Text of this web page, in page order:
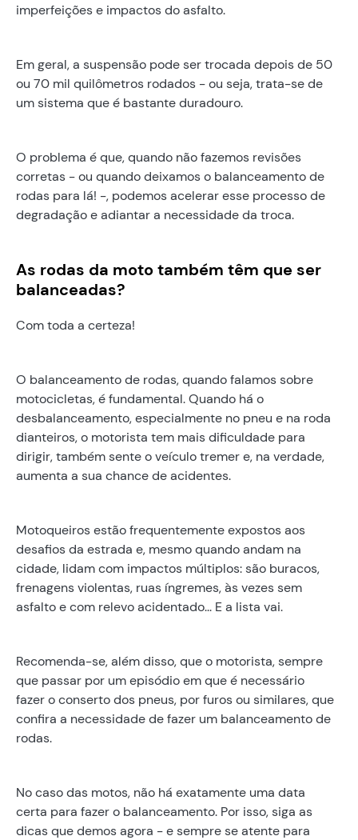
imperfeições e impactos do asfalto.
Em geral, a suspensão pode ser trocada depois de 50
ou 70 mil quilômetros rodados - ou seja, trata-se de
um sistema que é bastante duradouro.
O problema é que, quando não fazemos revisões
corretas - ou quando deixamos o balanceamento de
rodas para lá! -, podemos acelerar esse processo de
degradação e adiantar a necessidade da troca.
As rodas da moto também têm que ser
balanceadas?
Com toda a certeza!
O balanceamento de rodas, quando falamos sobre
motocicletas, é fundamental. Quando há o
desbalanceamento, especialmente no pneu e na roda
dianteiros, o motorista tem mais dificuldade para
dirigir, também sente o veículo tremer e, na verdade,
aumenta a sua chance de acidentes.
Motoqueiros estão frequentemente expostos aos
desafios da estrada e, mesmo quando andam na
cidade, lidam com impactos múltiplos: são buracos,
frenagens violentas, ruas íngremes, às vezes sem
asfalto e com relevo acidentado... E a lista vai.
Recomenda-se, além disso, que o motorista, sempre
que passar por um episódio em que é necessário
fazer o conserto dos pneus, por furos ou similares, que
confira a necessidade de fazer um balanceamento de
rodas.
No caso das motos, não há exatamente uma data
certa para fazer o balanceamento. Por isso, siga as
dicas que demos agora - e sempre se atente para